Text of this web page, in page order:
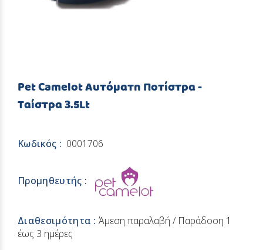
Pet Camelot Αυτόματη Ποτίστρα -
Ταίστρα 3.5Lt
Κωδικός : 0001706
Προμηθευτής :
Διαθεσιμότητα :Άμεση παραλαβή / Παράδoση 1
έως 3 ημέρες